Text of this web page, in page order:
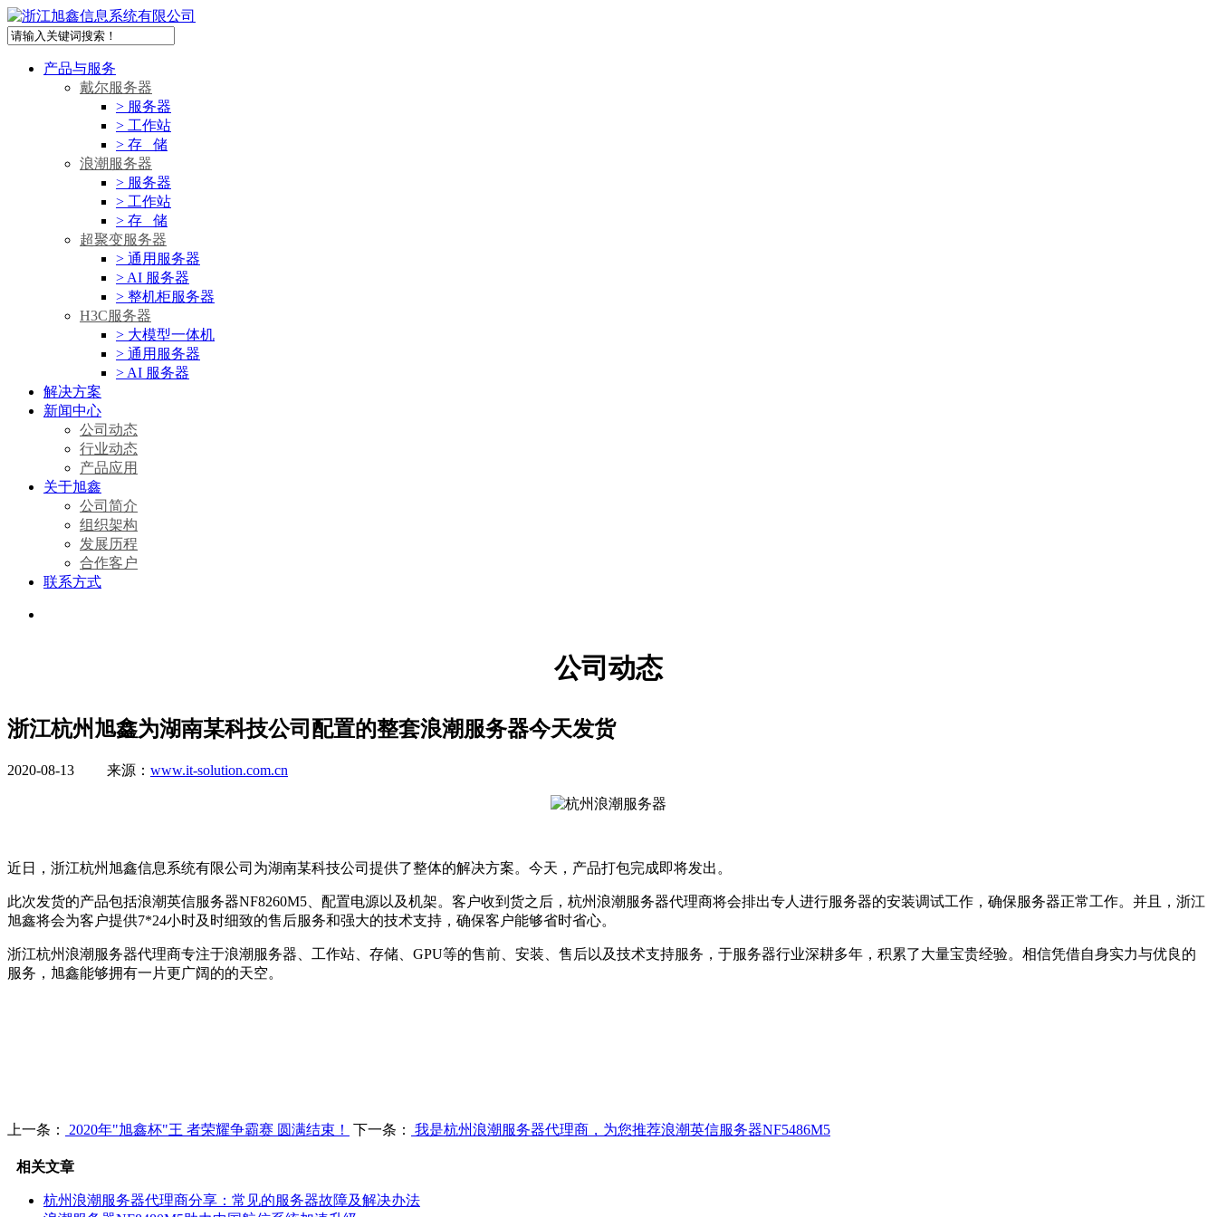
产品与服务
戴尔服务器
> 服务器
> 工作站
> 存 储
浪潮服务器
> 服务器
> 工作站
> 存 储
超聚变服务器
> 通用服务器
> AI 服务器
> 整机柜服务器
H3C服务器
> 大模型一体机
> 通用服务器
> AI 服务器
解决方案
新闻中心
公司动态
行业动态
产品应用
关于旭鑫
公司简介
组织架构
发展历程
合作客户
联系方式
公司动态
浙江杭州旭鑫为湖南某科技公司配置的整套浪潮服务器今天发货
2020-08-13 来源： www.it-solution.com.cn
近日，浙江杭州旭鑫信息系统有限公司为湖南某科技公司提供了整体的解决方案。今天，产品打包完成即将发出。
此次发货的产品包括浪潮英信服务器NF8260M5、配置电源以及机架。客户收到货之后，杭州浪潮服务器代理商将会排出专人进行服务器的安装调试工作，确保服务器正常工作。并且，浙江
旭鑫将会为客户提供7*24小时及时细致的售后服务和强大的技术支持，确保客户能够省时省心。
浙江杭州浪潮服务器代理商专注于浪潮服务器、工作站、存储、GPU等的售前、安装、售后以及技术支持服务，于服务器行业深耕多年，积累了大量宝贵经验。相信凭借自身实力与优良的
服务，旭鑫能够拥有一片更广阔的的天空。
上一条： 2020年"旭鑫杯"王 者荣耀争霸赛 圆满结束！ 下一条： 我是杭州浪潮服务器代理商，为您推荐浪潮英信服务器NF5486M5
相关文章
杭州浪潮服务器代理商分享：常见的服务器故障及解决办法